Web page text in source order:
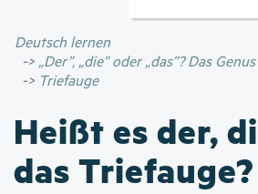
Deutsch lernen
„Der”, „die” oder „das”? Das
Triefauge
Heißt es der,
das Triefauge?